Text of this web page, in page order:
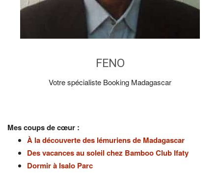
FENO
Votre spécialiste Booking Madagascar
Mes coups de cœur :
À la découverte des lémuriens de Madagascar
Des vacances au soleil chez Bamboo Club Ifaty
Dormir à Isalo Parc